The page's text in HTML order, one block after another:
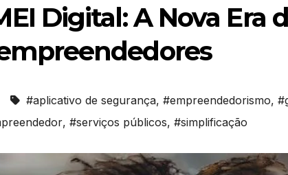
Digital: A Nova Era
#aplicativo de segurança, #empreendedorismo,
, #serviços públicos, #simplificação